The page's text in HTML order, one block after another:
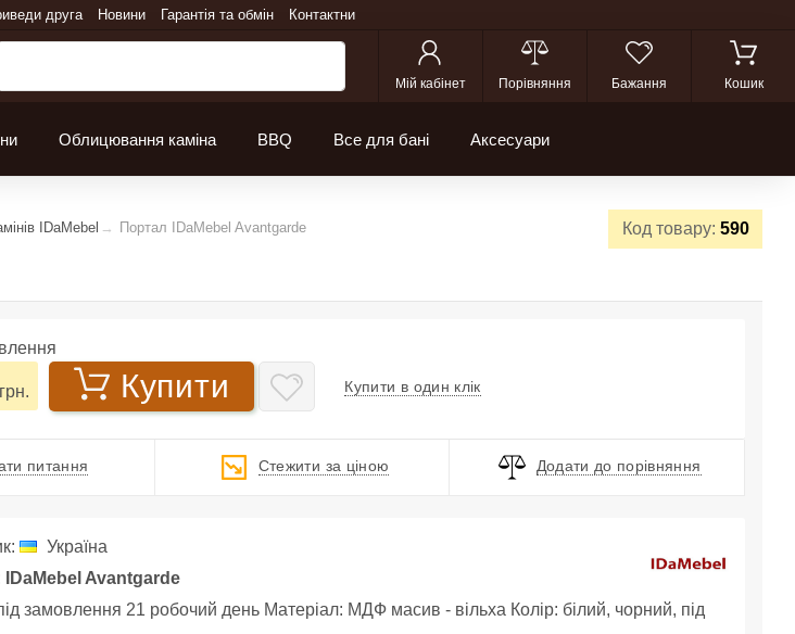
друга Новини Гарантія та обмін Контактни
Мій кабінет Порівняння Бажання Кошик
Облицювання каміна BBQ Все для бані Аксесуари
Код товару: 590
IDaMebel Портал IDaMebel Avantgarde
грн. Купити Купити в один клік
питання Стежити за ціною Додати до порівняння
Україна
IDaMebel Avantgarde
замовлення 21 робочий день Матеріал: МДФ масив - вільха Колір: білий, чорний, під